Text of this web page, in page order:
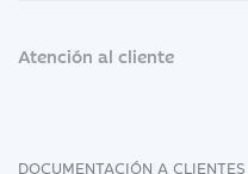
Atención al cliente
DOCUMENTACIÓN A CLIENTES